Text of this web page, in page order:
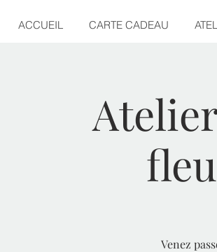
ACCUEIL CARTE CADEAU
Venez